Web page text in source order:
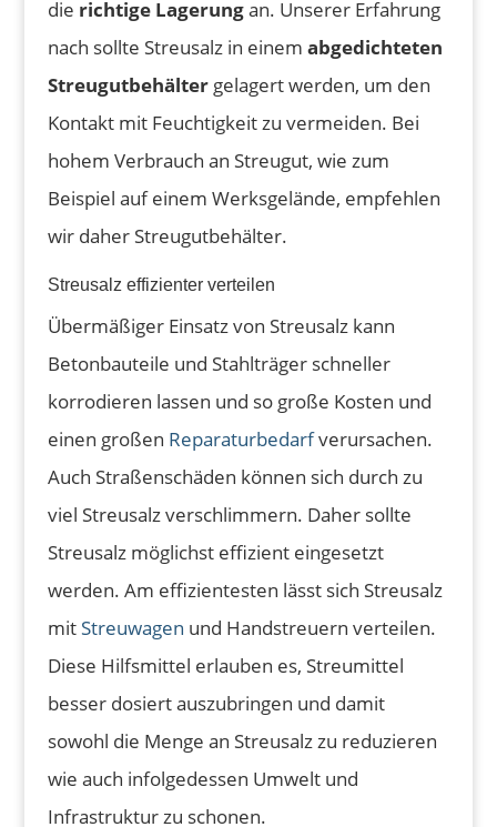
die richtige Lagerungan. Unserer Erfahrung
nach sollte Streusalz in einem abgedichteten
Streugutbehältergelagert werden, um den
Kontakt mit Feuchtigkeit zu vermeiden. Bei
hohem Verbrauch an Streugut, wie zum
Beispiel auf einem Werksgelände, empfehlen
wir daher Streugutbehälter.
Streusalz effizienter verteilen
Übermäßiger Einsatz von Streusalz kann
Betonbauteile und Stahlträger schneller
korrodieren lassen und so große Kosten und
einen großen Reparaturbedarfverursachen.
Auch Straßenschäden können sich durch zu
viel Streusalz verschlimmern. Daher sollte
Streusalz möglichst effizient eingesetzt
werden. Am effizientesten lässt sich Streusalz
mitStreuwagen und Handstreuern verteilen.
Diese Hilfsmittel erlauben es, Streumittel
besser dosiert auszubringen und damit
sowohl die Menge an Streusalz zu reduzieren
wie auch infolgedessen Umwelt und
Infrastruktur zu schonen.